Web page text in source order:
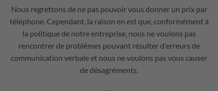
Nous regrettons de ne pas pouvoir vous donner un prix par
téléphone. Cependant, la raison en est que, conformément à
la politique de notre entreprise, nous ne voulons pas
rencontrer de problèmes pouvant résulter d'erreurs de
communication verbale et nous ne voulons pas vous causer
de désagréments.